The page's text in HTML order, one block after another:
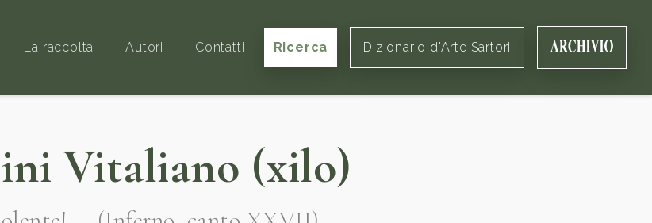
La raccolta Autori Contatti Ricerca Dizionario d'Arte Sartori
Vitaliano (xilo)